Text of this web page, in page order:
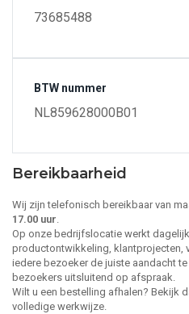
73685488
BTW nummer
NL859628000B01
Bereikbaarheid
Wij zijn telefonisch bereikbaar van
17.00 uur.
Op onze bedrijfslocatie werkt
productontwikkeling, klantprojecten,
iedere bezoeker de juiste aandacht
bezoekers uitsluitend op afspraak.
Wilt u een bestelling afhalen? Bekijk
volledige werkwijze.